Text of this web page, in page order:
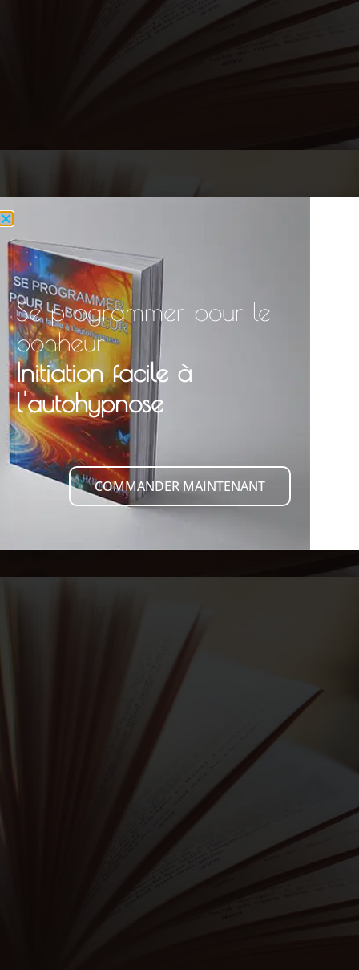
Se programmer pour le
bonheur
Initiation facile à
l'autohypnose
COMMANDER MAINTENANT